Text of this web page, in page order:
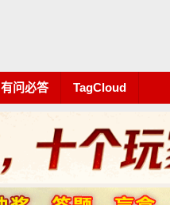
有问必答 TagCloud